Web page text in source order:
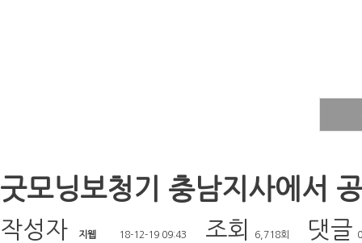
굿모닝보청기 충남지사에서
작성자 지웹 18-12-19 09:43 조회 6,718회 댓글